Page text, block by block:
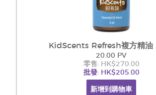
KidScents Refresh複方精油
20.00 PV
零售: HK$270.00
批發: HK$205.00
新增到購物車